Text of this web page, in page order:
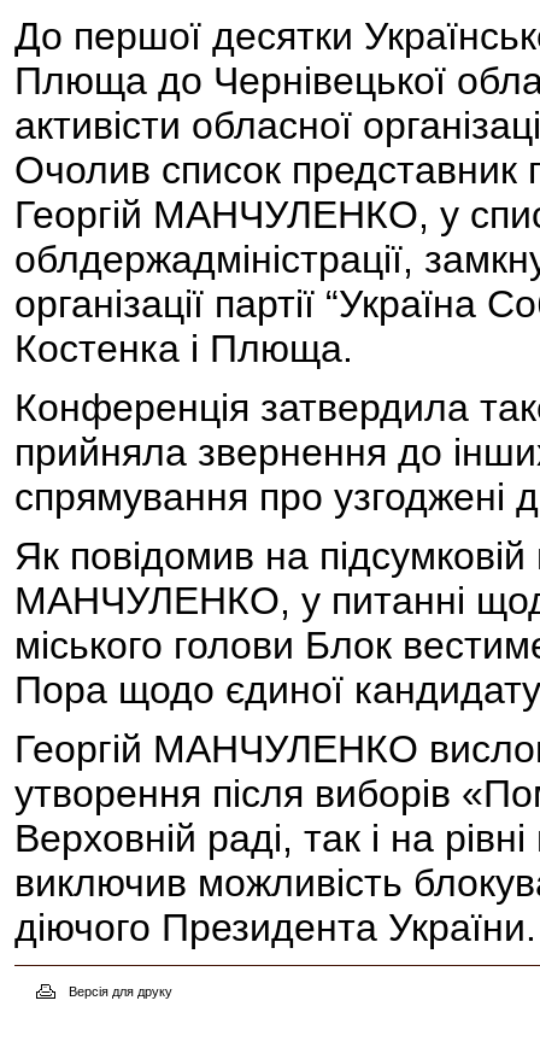
До першої десятки
Плюща до Чернівецької
активісти обласної
Очолив список представник
Георгій МАНЧУЛЕНКО, у
облдержадміністрації,
організації партії
Костенка і Плюща.
Конференція затвердила
прийняла звернення до
спрямування про узгоджені
Як повідомив на
МАНЧУЛЕНКО, у питанні
міського голови Блок
Пора щодо єдиної
Георгій МАНЧУЛЕНКО
утворення після виборів
Верховній раді, так і на
виключив можливість
діючого Президента України.
Версія для друку